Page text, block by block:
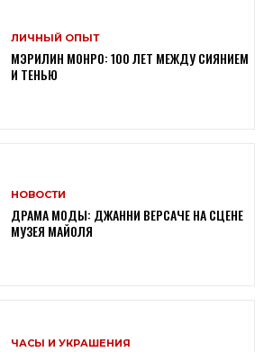
ЛИЧНЫЙ ОПЫТ
МЭРИЛИН МОНРО: 100 ЛЕТ МЕЖДУ СИЯНИЕМ
И ТЕНЬЮ
НОВОСТИ
ДРАМА МОДЫ: ДЖАННИ ВЕРСАЧЕ НА СЦЕНЕ
МУЗЕЯ МАЙОЛЯ
ЧАСЫ И УКРАШЕНИЯ